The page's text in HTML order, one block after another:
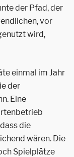
der Pfad, der
vor
wird,
einmal im Jahr
der
Eine
die
wären. Die
Spielplätze